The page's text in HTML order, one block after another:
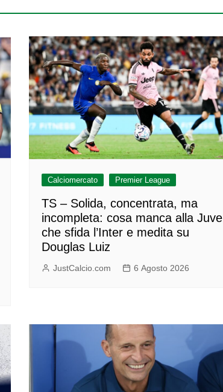
Calciomercato Premier League
TS – Solida, concentrata, ma
incompleta: cosa manca alla Juve
che sfida l’Inter e medita su
Douglas Luiz
JustCalcio.com 6 Agosto 2026